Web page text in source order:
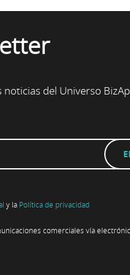
del Universo
y la Política de privacidad
comerciales vía